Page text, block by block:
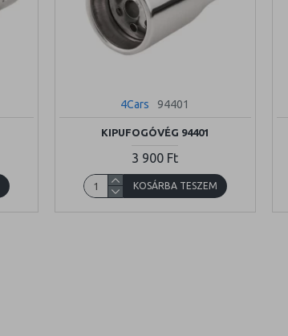
4Cars 94401
KIPUFOGÓVÉG 94401
3 900 Ft
KOSÁRBA TESZEM